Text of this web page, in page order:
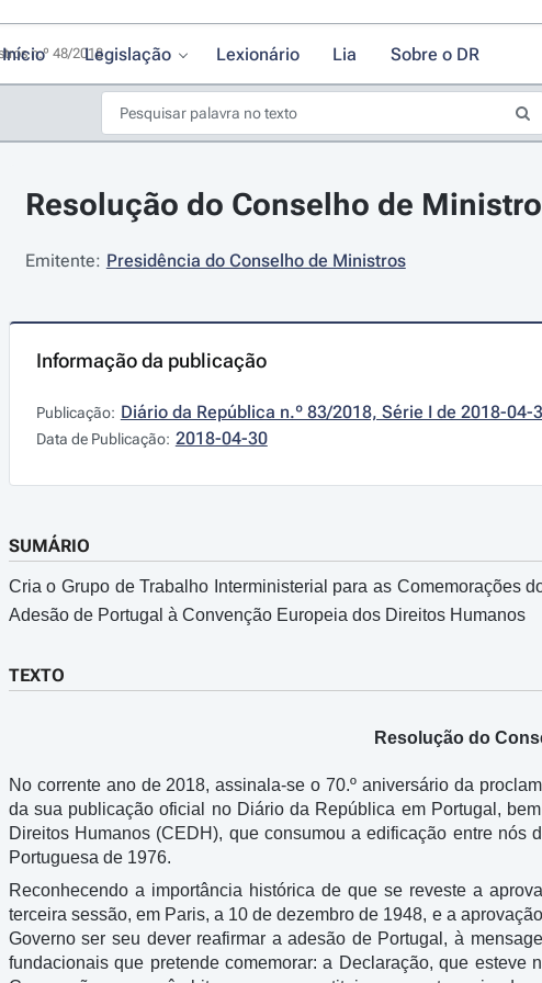
Início Legislação Lexionário Lia Sobre o DR
Resolução do Conselho de Ministros n.º 48/2018
Resolução do Conselho de
Emitente: Presidência do Conselho de Ministros
Informação da publicação
Publicação: Diário da República n.º 83/2018, Série I de 2018-04-
Data de Publicação: 2018-04-30
SUMÁRIO
Cria o Grupo de Trabalho Interministerial para as Comemorações
Adesão de Portugal à Convenção Europeia dos Direitos Humanos
TEXTO
Resolução do
No corrente ano de 2018, assinala-se o 70.º aniversário da
da sua publicação oficial no Diário da República em Portugal,
Direitos Humanos (CEDH), que consumou a edificação entre
Portuguesa de 1976.
Reconhecendo a importância histórica de que se reveste a
terceira sessão, em Paris, a 10 de dezembro de 1948, e a
Governo ser seu dever reafirmar a adesão de Portugal, à
fundacionais que pretende comemorar: a Declaração, que